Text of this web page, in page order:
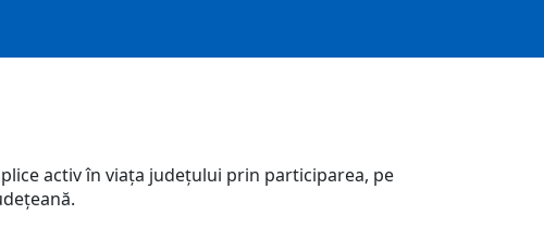
activ în viața județului prin participarea, pe